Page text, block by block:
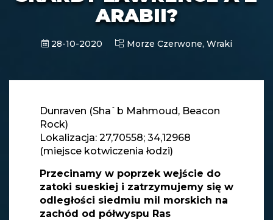
ARABII?
28-10-2020 Morze Czerwone, Wraki
Dunraven (Sha`b Mahmoud, Beacon
Rock)
Lokalizacja: 27,70558; 34,12968
(miejsce kotwiczenia łodzi)
Przecinamy w poprzek wejście do
zatoki sueskiej i zatrzymujemy się w
odległości siedmiu mil morskich na
zachód od półwyspu Ras